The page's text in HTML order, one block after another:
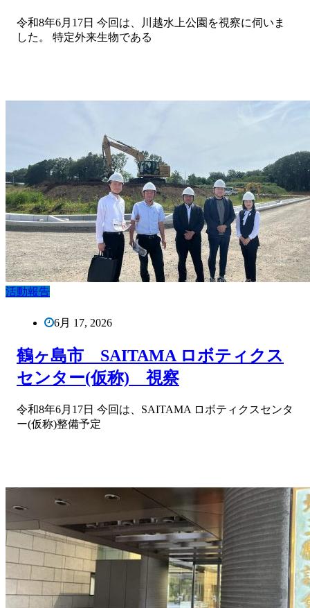
令和8年6月17日 今回は、川越水上公園を視察に伺いま
した。 特定外来生物である
活動報告
6月 17, 2026
鶴ヶ島市 SAITAMA ロボティクス
センター(仮称) 視察
令和8年6月17日 今回は、SAITAMA ロボティクスセンタ
ー(仮称)整備予定